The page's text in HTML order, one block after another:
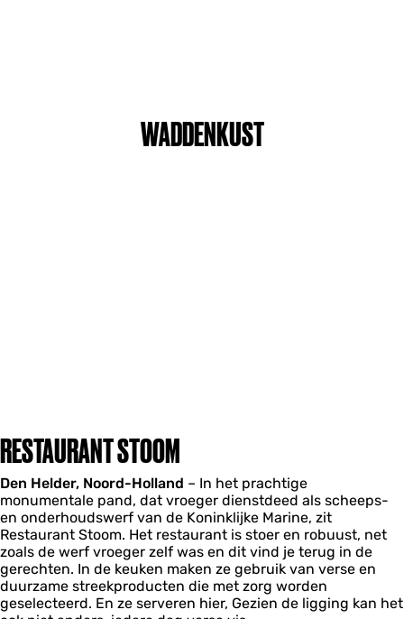
WADDENKUST
RESTAURANT STOOM
Den Helder, Noord-Holland – In het prachtige
monumentale pand, dat vroeger dienstdeed als scheeps-
en onderhoudswerf van de Koninklijke Marine, zit
Restaurant Stoom. Het restaurant is stoer en robuust, net
zoals de werf vroeger zelf was en dit vind je terug in de
gerechten. In de keuken maken ze gebruik van verse en
duurzame streekproducten die met zorg worden
geselecteerd. En ze serveren hier, Gezien de ligging kan het